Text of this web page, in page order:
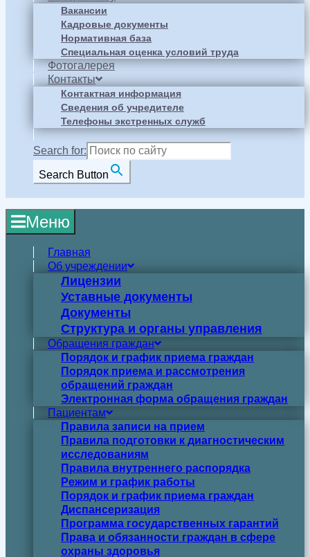
Вакансии
Кадровые документы
Нормативная база
Специальная оценка условий труда
Фотогалерея
Контакты
Контактная информация
Сведения об учредителе
Телефоны экстренных служб
Search for:
Search Button
Меню
Главная
Об учреждении
Лицензии
Уставные документы
Документы
Структура и органы управления
Обращения граждан
Порядок и график приема граждан
Порядок приема и рассмотрения
обращений граждан
Электронная форма обращения граждан
Пациентам
Правила записи на прием
Правила подготовки к диагностическим
исследованиям
Правила внутреннего распорядка
Режим и график работы
Порядок и график приема граждан
Диспансеризация
Программа государственных гарантий
Права и обязанности граждан в сфере
охраны здоровья